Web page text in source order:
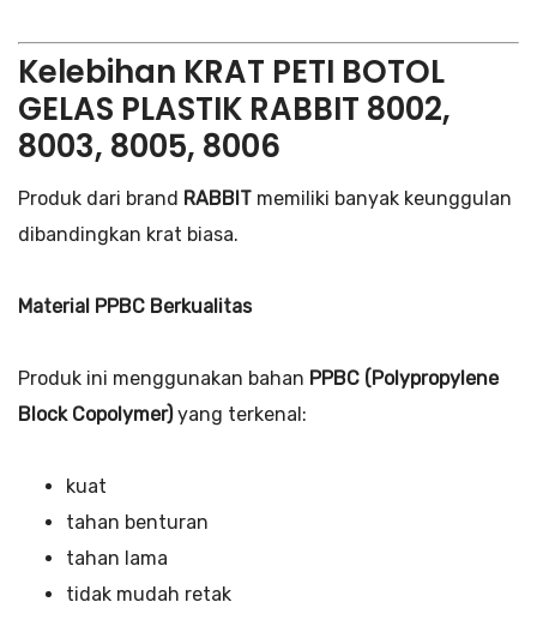
Kelebihan KRAT PETI BOTOL
GELAS PLASTIK RABBIT 8002,
8003, 8005, 8006
Produk dari brand RABBIT memiliki banyak keunggulan
dibandingkan krat biasa.
Material PPBC Berkualitas
Produk ini menggunakan bahan PPBC (Polypropylene
Block Copolymer)yang terkenal:
kuat
tahan benturan
tahan lama
tidak mudah retak